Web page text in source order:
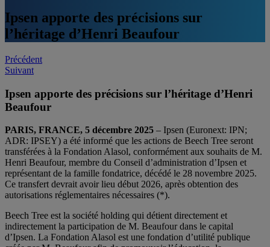
Ipsen apporte des précisions sur
l’héritage d’Henri Beaufour
Post
navigation
Précédent
Suivant
Ipsen apporte des précisions sur l’héritage d’Henri
Beaufour
PARIS, FRANCE, 5 décembre 2025 – Ipsen (Euronext: IPN;
ADR: IPSEY) a été informé que les actions de Beech Tree seront
transférées à la Fondation Alasol, conformément aux souhaits de M.
Henri Beaufour, membre du Conseil d’administration d’Ipsen et
représentant de la famille fondatrice, décédé le 28 novembre 2025.
Ce transfert devrait avoir lieu début 2026, après obtention des
autorisations réglementaires nécessaires (*).
Beech Tree est la société holding qui détient directement et
indirectement la participation de M. Beaufour dans le capital
d’Ipsen. La Fondation Alasol est une fondation d’utilité publique